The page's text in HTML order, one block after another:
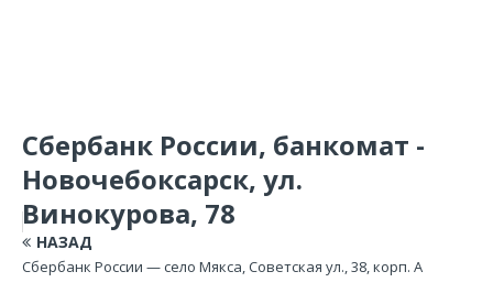
Сбербанк России, банкомат -
Новочебоксарск, ул.
Винокурова, 78
НАЗАД
Сбербанк России — село Мякса, Советская ул., 38, корп. А